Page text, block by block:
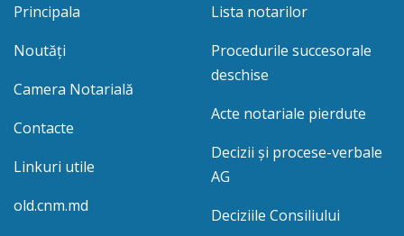
Principala
Noutăți
Camera Notarială
Contacte
Linkuri utile
old.cnm.md
Lista notarilor
Procedurile succesorale
deschise
Acte notariale pierdute
Decizii și procese-verbale
AG
Deciziile Consiliului